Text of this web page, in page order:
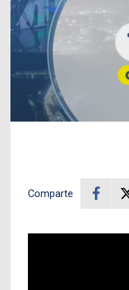
Comparte